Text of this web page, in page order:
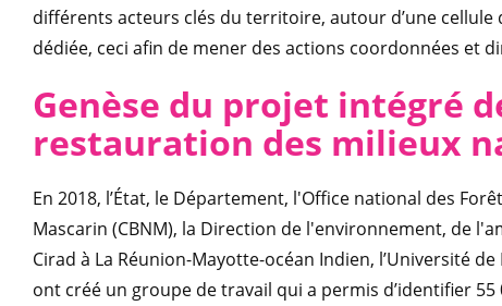
différents acteurs clés du territoire, autour d’une
dédiée, ceci afin de mener des actions coordonnées et
Genèse du projet intégré
restauration des milieux
En 2018, l’État, le Département, l'Office national des
Mascarin (CBNM), la Direction de l'environnement, de
Cirad à La Réunion-Mayotte-océan Indien, l’Université
ont créé un groupe de travail qui a permis d’identifier